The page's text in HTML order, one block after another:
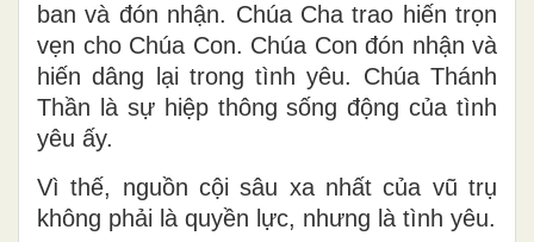
ban và đón nhận. Chúa Cha trao hiến trọn
vẹn cho Chúa Con. Chúa Con đón nhận và
hiến dâng lại trong tình yêu. Chúa Thánh
Thần là sự hiệp thông sống động của tình
yêu ấy.
Vì thế, nguồn cội sâu xa nhất của vũ trụ
không phải là quyền lực, nhưng là tình yêu.